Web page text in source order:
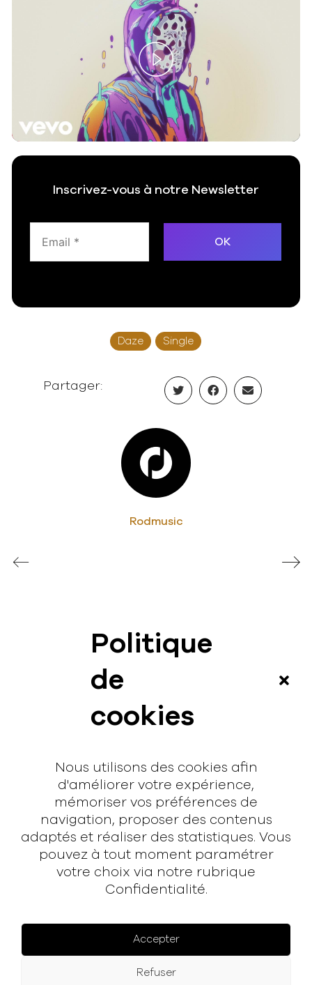
Politique
de
cookies
Nous utilisons des cookies afin
d'améliorer votre expérience,
mémoriser vos préférences de
navigation, proposer des contenus
adaptés et réaliser des statistiques. Vous
pouvez à tout moment paramétrer
votre choix via notre rubrique
Confidentialité.
Accepter
Refuser
Play
Video
Inscrivez-vous à notre Newsletter
Daze Single
Partager:
Rodmusic
Interview
Contact
hello@rodmusic.fr
SubmitHub
Groover
À propos
Mentions légales